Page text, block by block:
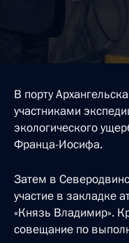
В порту
участниками
экологического
Франца-Иосифа.
Затем в
участие в закладке
«Князь Владимир».
совещание по